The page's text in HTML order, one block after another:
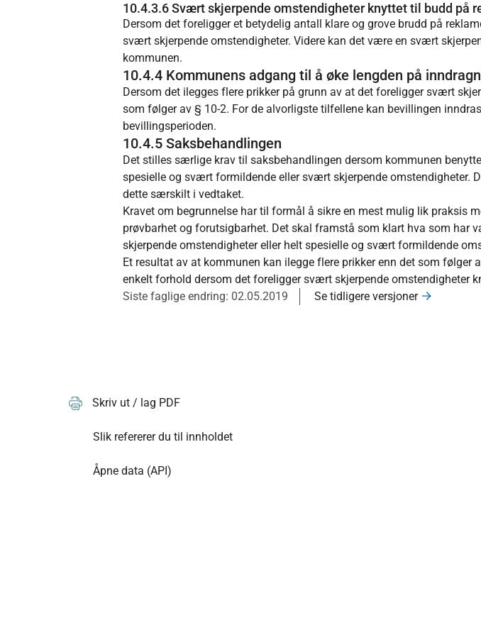
10.4.3.6 Svært skjerpende omstendigheter knyttet til budd på
Dersom det foreligger et betydelig antall klare og grove brudd på
svært skjerpende omstendigheter. Videre kan det være en svært
kommunen.
10.4.4 Kommunens adgang til å øke lengden på
Dersom det ilegges flere prikker på grunn av at det foreligger svært
som følger av § 10-2. For de alvorligste tilfellene kan bevillingen
bevillingsperioden.
10.4.5 Saksbehandlingen
Det stilles særlige krav til saksbehandlingen dersom kommunen
spesielle og svært formildende eller svært skjerpende omstendigheter.
dette særskilt i vedtaket.
Kravet om begrunnelse har til formål å sikre en mest mulig lik praksis
prøvbarhet og forutsigbarhet. Det skal framstå som klart hva som
skjerpende omstendigheter eller helt spesielle og svært formildende
Et resultat av at kommunen kan ilegge flere prikker enn det som
enkelt forhold dersom det foreligger svært skjerpende omstendigheter
Siste faglige endring: 02.05.2019
Se tidligere versjoner
Skriv ut / lag PDF
Slik refererer du til innholdet
Åpne data (API)